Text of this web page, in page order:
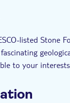
listed Stone
to your